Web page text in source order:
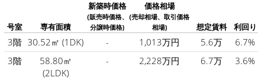
号室 専有面積
新築時価格
(販売時価格、
分譲時価格)
価格相場
(売却相場、取引価格
相場)
想定賃料 利回り
3階 30.52㎡ (1DK) - 1,013万円 5.6万
6.7%
3階
58.80㎡
(2LDK)
- 2,228万円 6.7万 3.6%